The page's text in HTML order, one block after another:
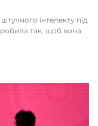
інтелекту під
так, щоб вона